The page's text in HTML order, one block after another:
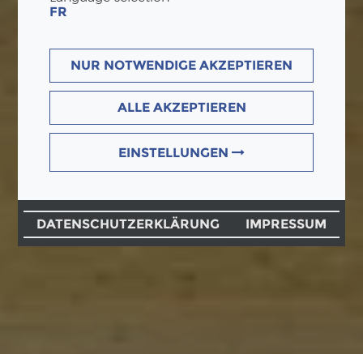
FR
NUR NOTWENDIGE AKZEPTIEREN
ALLE AKZEPTIEREN
EINSTELLUNGEN
DATENSCHUTZERKLÄRUNG IMPRESSUM